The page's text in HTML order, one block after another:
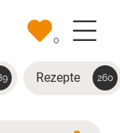
0
Rezepte 260